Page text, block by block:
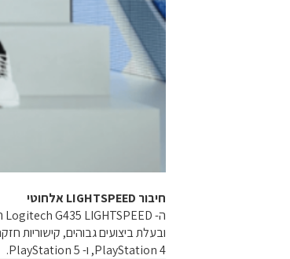
חיבור LIGHTSPEED אלחוטי
ה- Logitech G435 LIGHTSPEED היא אוזנייה אלחוטית המאפשרת לכם לשחק עם תגובת שמע מהירות
,PlayStation 4 ו- PlayStation 5.